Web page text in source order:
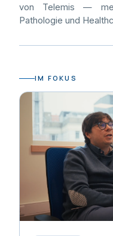
von Telemis —
Pathologie und
IM FOKUS